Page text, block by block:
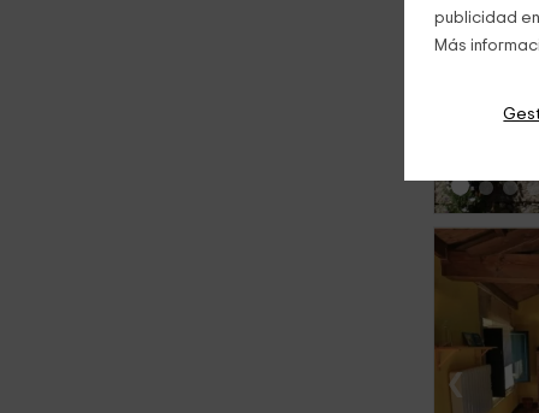
publicidad
Más
‹
‹